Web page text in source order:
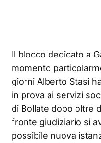
Il blocco dedicato a
momento
giorni Alberto Stasi
in prova ai servizi
di Bollate dopo oltre
fronte giudiziario si
possibile nuova